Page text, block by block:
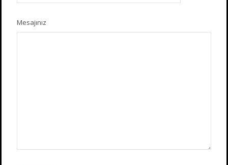
Mesajınız